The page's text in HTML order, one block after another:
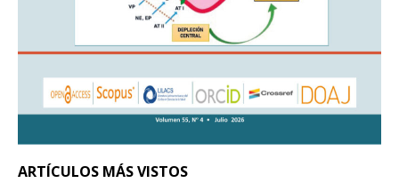
ARTÍCULOS MÁS VISTOS